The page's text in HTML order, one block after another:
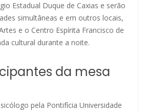
Estadual Duque de Caxias e serão
simultâneas e em outros locais,
e o Centro Espírita Francisco de
cultural durante a noite.
da mesa
pela Pontifícia Universidade